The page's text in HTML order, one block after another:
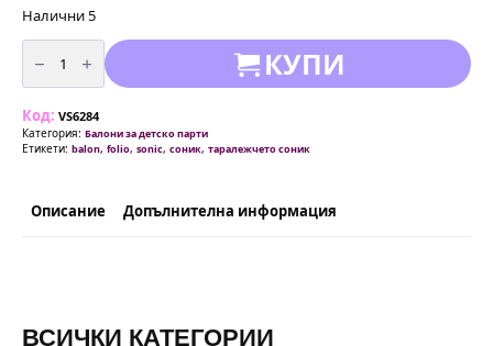
Налични 5
количество
за
Балон
фолио
(Sonic)
-
91
КУПИ
Код: VS6284
Категория: Балони за детско парти
Етикети: balon, folio, sonic, соник, таралежчето соник
Описание Допълнителна информация
ВСИЧКИ КАТЕГОРИИ